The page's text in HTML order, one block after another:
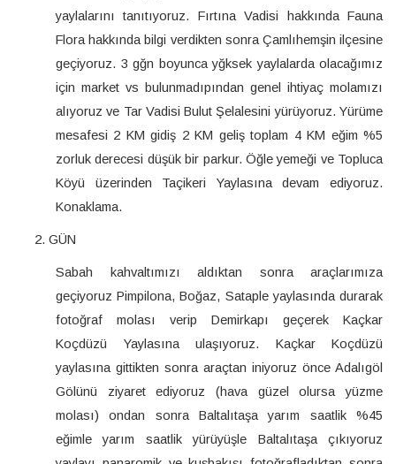
yaylalarını tanıtıyoruz. Fırtına Vadisi hakkında Fauna
Flora hakkında bilgi verdikten sonra Çamlıhemşin ilçesine
geçiyoruz. 3 gğn boyunca yğksek yaylalarda olacağımız
için market vs bulunmadıpından genel ihtiyaç molamızı
alıyoruz ve Tar Vadisi Bulut Şelalesini yürüyoruz. Yürüme
mesafesi 2 KM gidiş 2 KM geliş toplam 4 KM eğim %5
zorluk derecesi düşük bir parkur. Öğle yemeği ve Topluca
Köyü üzerinden Taçikeri Yaylasına devam ediyoruz.
Konaklama.
GÜN
Sabah kahvaltımızı aldıktan sonra araçlarımıza
geçiyoruz Pimpilona, Boğaz, Sataple yaylasında durarak
fotoğraf molası verip Demirkapı geçerek Kaçkar
Koçdüzü Yaylasına ulaşıyoruz. Kaçkar Koçdüzü
yaylasına gittikten sonra araçtan iniyoruz önce Adalıgöl
Gölünü ziyaret ediyoruz (hava güzel olursa yüzme
molası) ondan sonra Baltalıtaşa yarım saatlik %45
eğimle yarım saatlik yürüyüşle Baltalıtaşa çıkıyoruz